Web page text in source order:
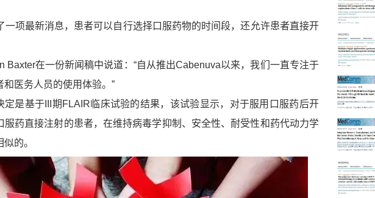
一项最新消息，患者可以自行选择口服药物的时间段，还 允许患者直接开
Baxter在一份新闻稿中说道：“自从推出Cabenuva以来，我们一直专注于
医务人员的使用体验。”
定是基于III期FLAIR临床试验的结果，该试验显示，对于服用口服药后开
药直接注射的患者， 在维持病毒学抑制、安全性、耐受性和药代动力学
的。